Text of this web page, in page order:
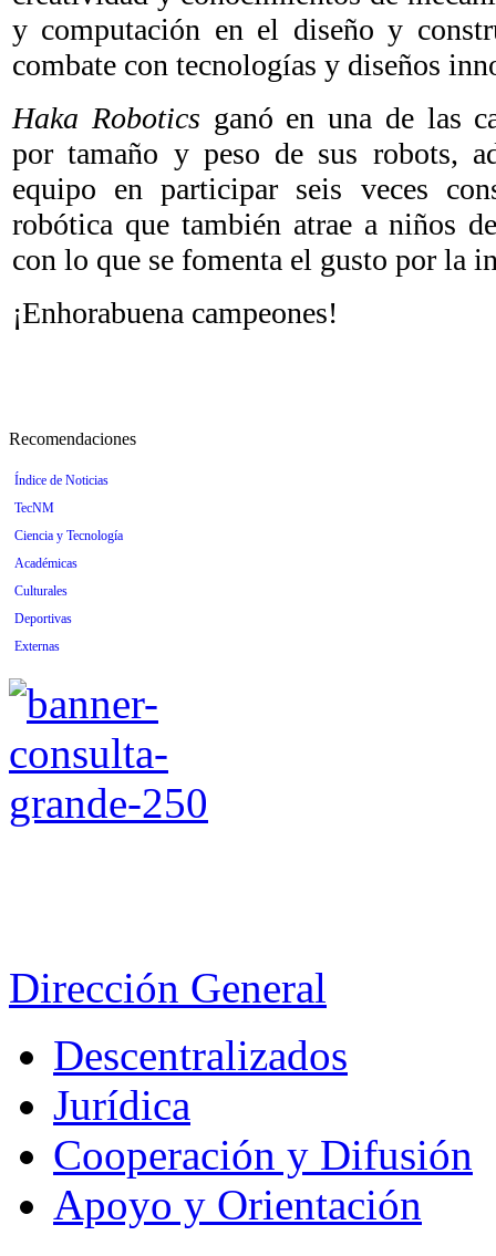
y computación en el diseño y
combate con tecnologías y diseños
Haka Robotics ganó en una de las
por tamaño y peso de sus robots,
equipo en participar seis veces
robótica que también atrae a niños
con lo que se fomenta el gusto por la
¡Enhorabuena campeones!
Recomendaciones
Índice de Noticias
TecNM
Ciencia y Tecnología
Académicas
Culturales
Deportivas
Externas
Dirección General
Descentralizados
Jurídica
Cooperación y Difusión
Apoyo y Orientación